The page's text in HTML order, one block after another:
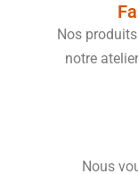
Nos
notre
Nous